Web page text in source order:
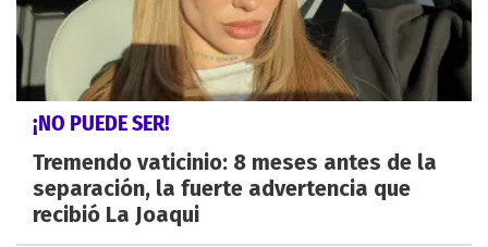
¡NO PUEDE SER!
Tremendo vaticinio: 8 meses antes de la
separación, la fuerte advertencia que
recibió La Joaqui